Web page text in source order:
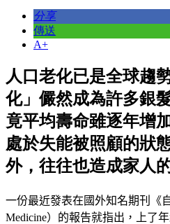
分享
傳送
A+
人口老化已是全球趨
化」儼然成為許多銀
竟平均壽命雖逐年增
處於失能被照顧的狀
外，往往也造成家人的
一份最近發表在國外知名期刊
《
Medicine） 的報告就指出，上了